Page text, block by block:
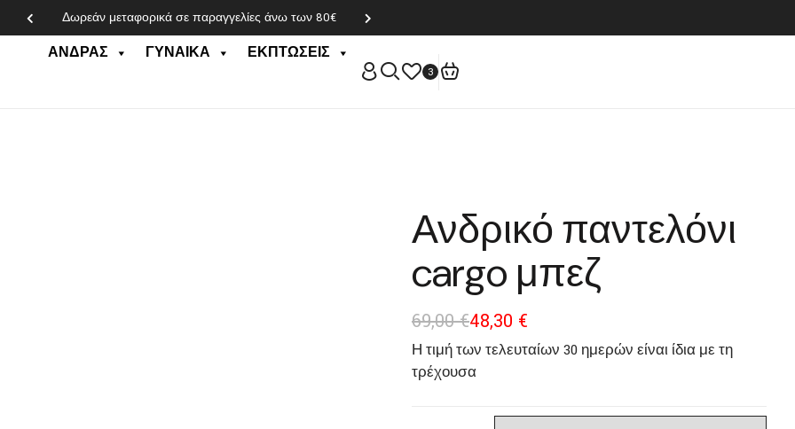
Παράδοση στην πόρτα σας, σε 2-5 εργάσιμες μέρες
ΆΝΔΡΑΣ ΓΥΝΑΊΚΑ ΕΚΠΤΏΣΕΙΣ
3
Ανδρικό παντελόνι
cargo μπεζ
69,00€48,30 €
Η τιμή των τελευταίων 30 ημερών είναι ίδια με τη
τρέχουσα